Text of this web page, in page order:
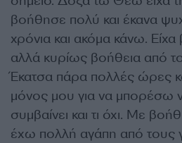
βοήθησε πολύ και έκανα
χρόνια και ακόμα κάνω. Είχα
αλλά κυρίως βοήθεια από
Έκατσα πάρα πολλές ώρες
μόνος μου για να μπορέσω
συμβαίνει και τι όχι. Με
έχω πολλή αγάπη από τους